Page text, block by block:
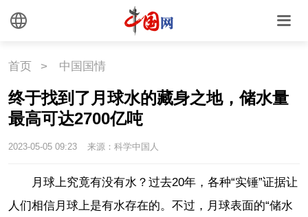
首页 > 中国国情
终于找到了月球水的藏身之地，储水量
最高可达2700亿吨
2023-05-05 09:23 来源：科学中国人
月球上究竟有没有水？过去20年，各种“实锤”证据让
人们相信月球上是有水存在的。不过，月球表面的“储水